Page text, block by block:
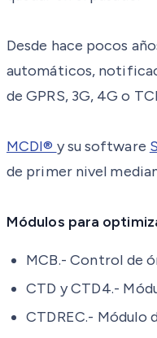
Desde hace pocos
automáticos,
de GPRS, 3G, 4G o
MCDI® y su software
de primer nivel
Módulos para
MCB.- Control de
CTD y CTD4.-
CTDREC.- Módulo